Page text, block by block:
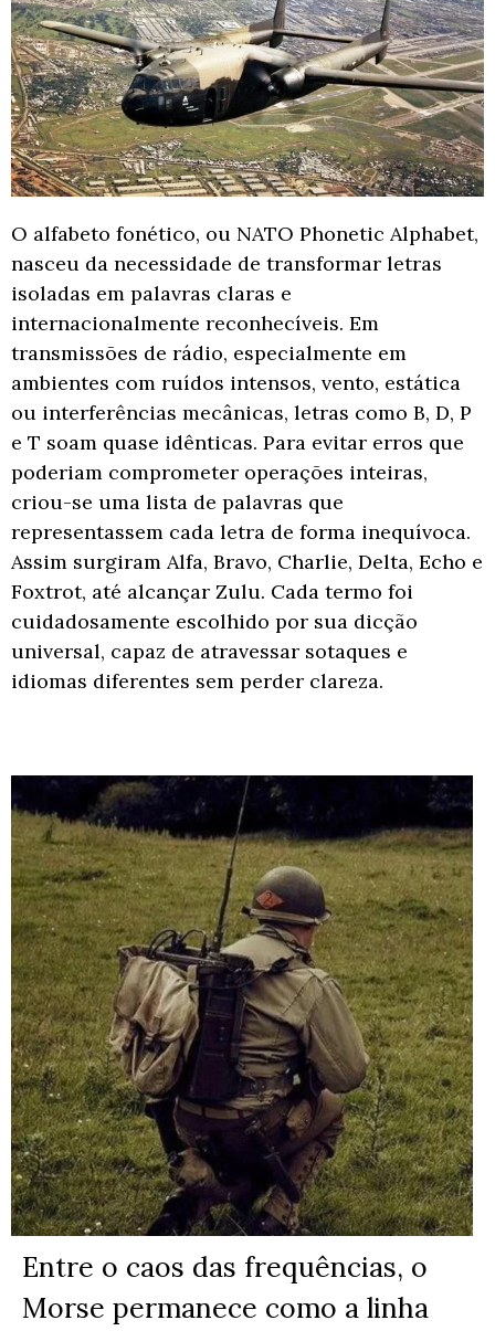
O alfabeto fonético, ou NATO Phonetic Alphabet,
nasceu da necessidade de transformar letras
isoladas em palavras claras e
internacionalmente reconhecíveis. Em
transmissões de rádio, especialmente em
ambientes com ruídos intensos, vento, estática
ou interferências mecânicas, letras como B, D, P
e T soam quase idênticas. Para evitar erros que
poderiam comprometer operações inteiras,
criou-se uma lista de palavras que
representassem cada letra de forma inequívoca.
Assim surgiram Alfa, Bravo, Charlie, Delta, Echo e
Foxtrot, até alcançar Zulu. Cada termo foi
cuidadosamente escolhido por sua dicção
universal, capaz de atravessar sotaques e
idiomas diferentes sem perder clareza.
Entre o caos das frequências, o
Morse permanece como a linha